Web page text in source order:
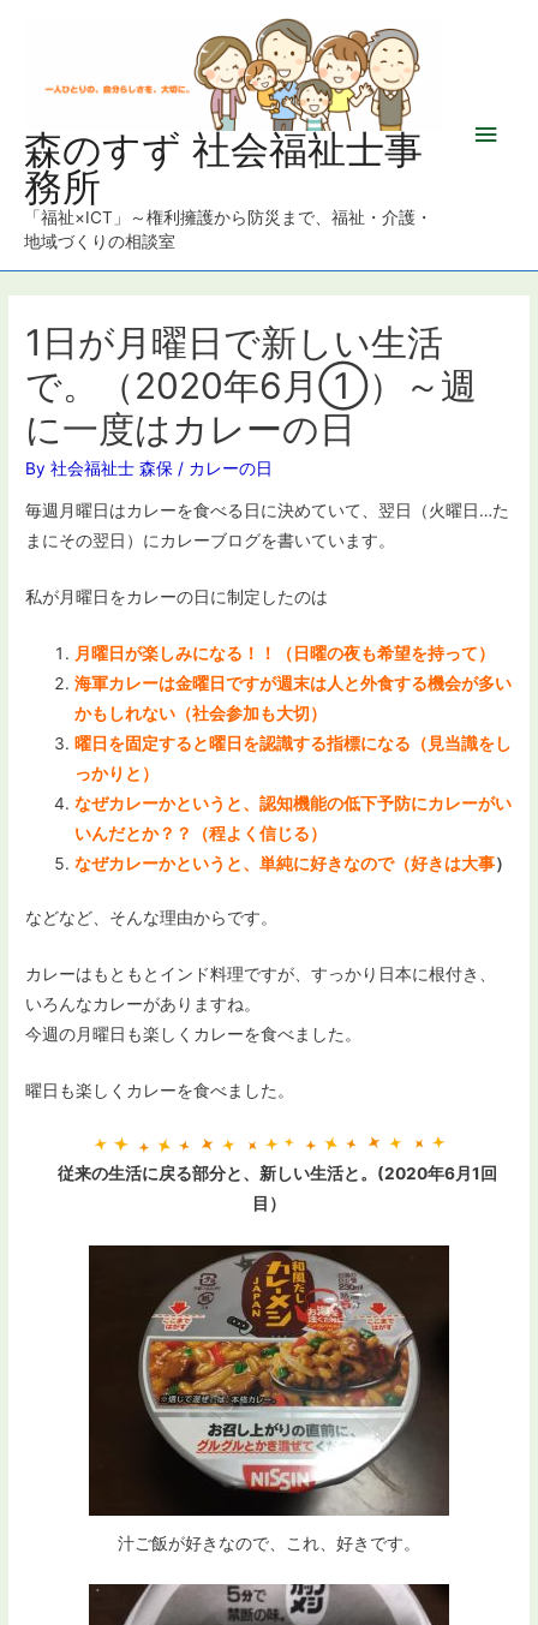
森のすず 社会福祉士事
務所
「福祉×ICT」～権利擁護から防災まで、福祉・介護・
地域づくりの相談室
メ
ュ
1日が月曜日で新しい生活
で。（2020年6月①）～週
に一度はカレーの日
By社会福祉士 森保 / カレーの日
毎週月曜日はカレーを食べる日に決めていて、翌日（火曜日…た
まにその翌日）にカレーブログを書いています。
私が月曜日をカレーの日に制定したのは
月曜日が楽しみになる！！（日曜の夜も希望を持って）
海軍カレーは金曜日ですが週末は人と外食する機会が多い
かもしれない（社会参加も大切）
曜日を固定すると曜日を認識する指標になる（見当識をし
っかりと）
なぜカレーかというと、認知機能の低下予防にカレーがい
いんだとか？？（程よく信じる）
なぜカレーかというと、単純に好きなので（好きは大事）
などなど、そんな理由からです。
カレーはもともとインド料理ですが、すっかり日本に根付き、
いろんなカレーがありますね。
今週の月曜日も楽しくカレーを食べました。
曜日も楽しくカレーを食べました。
従来の生活に戻る部分と、新しい生活と。(2020年6月1回
目）
汁ご飯が好きなので、これ、好きです。